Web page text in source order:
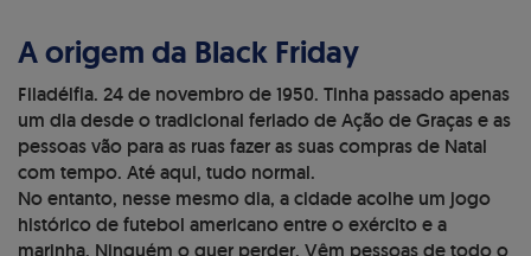
A origem da Black Friday
Filadélfia. 24 de novembro de 1950. Tinha passado apenas
um dia desde o tradicional feriado de Ação de Graças e as
pessoas vão para as ruas fazer as suas compras de Natal
com tempo. Até aqui, tudo normal.
No entanto, nesse mesmo dia, a cidade acolhe um jogo
histórico de futebol americano entre o exército e a
marinha. Ninguém o quer perder. Vêm pessoas de todo o